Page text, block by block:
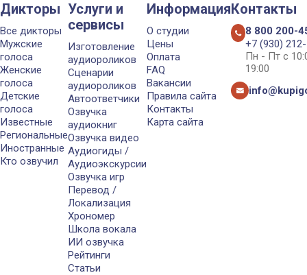
Дикторы
Все дикторы
Мужские
голоса
Женские
голоса
Детские
голоса
Известные
Региональные
Иностранные
Кто озвучил
Услуги и
сервисы
Изготовление
аудиороликов
Сценарии
аудиороликов
Автоответчики
Озвучка
аудиокниг
Озвучка видео
Аудиогиды /
Аудиоэкскурсии
Озвучка игр
Перевод /
Локализация
Хрономер
Школа вокала
ИИ озвучка
Рейтинги
Статьи
Информация
О студии
Цены
Оплата
FAQ
Вакансии
Правила сайта
Контакты
Карта сайта
Контакты
8 800 200-
+7 (930)
Пн - Пт с
19:00